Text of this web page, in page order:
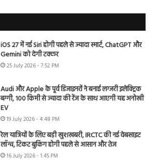
iOS 27 में नई Siri होगी पहले से ज्यादा स्मार्ट, ChatGPT और
Gemini को देगी टक्कर
25 July 2026 - 7:52 PM
Audi और Apple के पूर्व डिजाइनरों ने बनाई लग्जरी इलेक्ट्रिक
बग्गी, 100 किमी से ज्यादा की रेंज के साथ आएगी यह अनोखी
EV
19 July 2026 - 4:48 PM
रेल यात्रियों के लिए बड़ी खुशखबरी, IRCTC की नई वेबसाइट
लॉन्च, टिकट बुकिंग होगी पहले से आसान और तेज
16 July 2026 - 1:45 PM